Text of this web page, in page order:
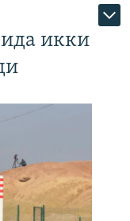
икки